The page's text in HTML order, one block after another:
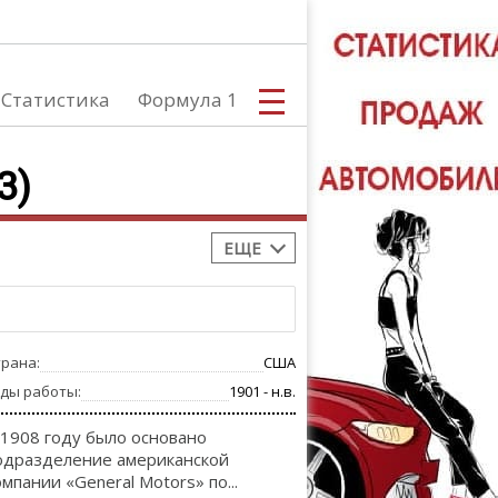
Статистика Формула 1
ЕЩЕ
США
работы:
1901 - н.в.
году было основано
американской
«General Motors» по...